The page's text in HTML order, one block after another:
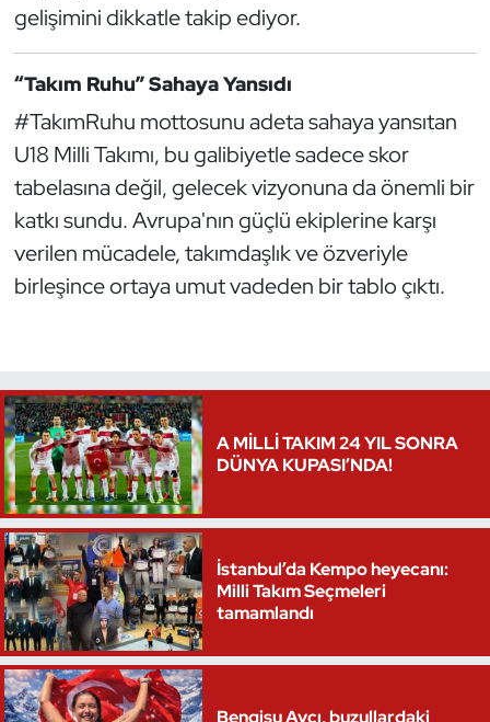
gelişimini dikkatle takip ediyor.
“Takım Ruhu” Sahaya Yansıdı
#TakımRuhu mottosunu adeta sahaya yansıtan
U18 Milli Takımı, bu galibiyetle sadece skor
tabelasına değil, gelecek vizyonuna da önemli bir
katkı sundu. Avrupa'nın güçlü ekiplerine karşı
verilen mücadele, takımdaşlık ve özveriyle
birleşince ortaya umut vadeden bir tablo çıktı.
A MİLLİ TAKIM 24 YIL SONRA
DÜNYA KUPASI’NDA!
İstanbul’da Kempo heyecanı:
Milli Takım Seçmeleri
tamamlandı
Judo ve Kuraş
Kano ve Rafting
Kayak
Kempo
Kick Boks
Masa Tenisi
Modern Pentatlon
Motor Sporları
Muay Thai
Okçuluk
Optimist